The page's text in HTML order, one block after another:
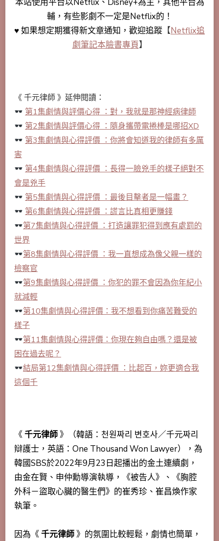
本站使用平台以Netflix、Disney+為主，其他平台為
輔，有些影劇不一定是Netflix的！
♥ 如果想定期獲得新文章通知，歡迎追蹤 【Netflix追
劇筆記本臉書專頁】
《 千元律師 》延伸閱讀：
第1集劇情與評價心得 ：對，我就是那神經病律師
第2集劇情與評價心得 ：隨身攜帶電捲棒是哪招XD
第3集劇情與心得評價 ：你將會知道我的律師有多厲
害
第4集劇情與心得評價 ：長得一臉兇手的樣子絕對不
會是兇手
第5集劇情與心得評價 ：最後目擊者是一幅畫？
第6集劇情與心得評價 ：謊言比真相更賺錢
第7集劇情與心得評價 ：打造讓罪犯得到應有處罰的
世界
第8集劇情與心得評價 ：我一直想成為像父親一樣的
檢察官
第9集劇情與心得評價 ：你犯的罪不會因為你年紀小
就減輕
第10集劇情與心得評價：我不想看到你痛苦難受的
樣子
第11集劇情與心得評價：你現在夠自由嗎？還是被
困在過去呢？
結局第12集劇情與心得評價 ：比起百，妳更適合我
這個千
《千元律師》（韓語：천원짜리 변호사／千元짜리
辯護士，英語：One Thousand Won Lawyer），為
韓國SBS於2022年9月23日起播出的金土連續劇，
由金在賢、申仲勳導演執導，《被告人》、《胸腔
外科－盜取心臟的醫生們》的崔秀珍、崔昌煥作家
執筆。
因為《千元律師》的氛圍比較輕鬆，劇情也簡單，